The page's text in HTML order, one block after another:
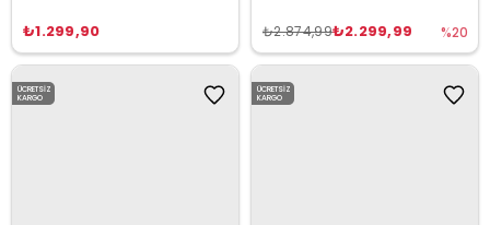
₺1.299,90 ₺2.299,99
₺2.874,99 %20
ÜCRETSIZ
KARGO
ÜCRETSIZ
KARGO